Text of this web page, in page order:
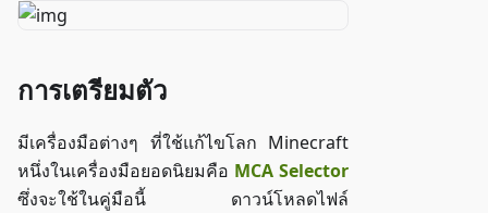
การเตรียมตัว
มีเครื่องมือต่างๆ ที่ใช้แก้ไขโลก Minecraft
หนึ่งในเครื่องมือยอดนิยมคือ MCA Selector
ซึ่งจะใช้ในคู่มือนี้ ดาวน์โหลดไฟล์